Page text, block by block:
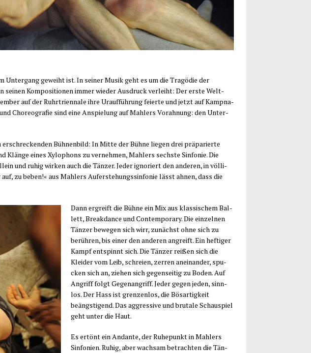
geweiht ist. In sei­ner Musik geht es um die Tra­gö­die der
sei­nen Kom­po­si­tio­nen immer wie­der Aus­druck ver­leiht: Der ers­te Welt­
auf der Ruhr­tri­en­na­le ihre Urauf­füh­rung fei­er­te und jetzt auf Kamp­na­
Cho­reo­gra­fie sind eine Anspie­lung auf Mahlers Vor­ah­nung: den Unter­
Büh­nen­bild: In Mit­te der Büh­ne lie­gen drei prä­pa­rier­te
eines Xylo­phons zu ver­neh­men, Mahlers sechs­te Sin­fo­nie. Die
und ruhig wir­ken auch die Tän­zer. Jeder igno­riert den ande­ren, in völ­li­
zu beben!« aus Mahlers Auf­er­ste­hungs­sin­fo­nie lässt ahnen, dass die
Dann ergreift die Büh­ne ein Mix aus klas­si­schem Bal­
lett, Break­dance und Con­tem­po­ra­ry. Die ein­zel­nen
Tän­zer bewe­gen sich wirr, zunächst ohne sich zu
berüh­ren, bis einer den ande­ren angreift. Ein hef­ti­ger
Kampf ent­spinnt sich. Die Tän­zer rei­ßen sich die
Klei­der vom Leib, schrei­en, zer­ren anein­an­der, spu­
cken sich an, zie­hen sich gegen­sei­tig zu Boden. Auf
Angriff folgt Gegen­an­griff. Jeder gegen jeden, sinn­
los. Der Hass ist gren­zen­los, die Bös­ar­tig­keit
beängs­ti­gend. Das aggres­si­ve und bru­ta­le Schau­spiel
geht unter die Haut.
Es ertönt ein Andan­te, der Ruhe­punkt in Mahlers
Sin­fo­nien. Ruhig, aber wach­sam betrach­ten die Tän­